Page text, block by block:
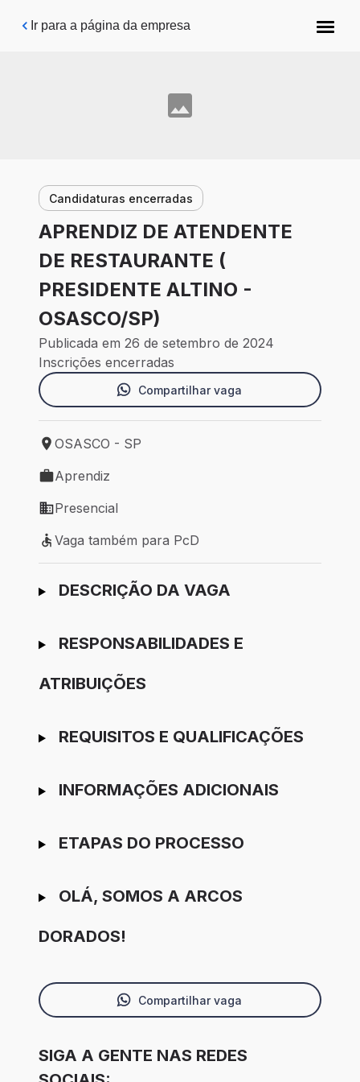
Pular para o conteúdo principal
Ir para a página da empresa
Candidaturas encerradas
APRENDIZ DE ATENDENTE
DE RESTAURANTE (
PRESIDENTE ALTINO -
OSASCO/SP)
Publicada em 26 de setembro de 2024
Inscrições encerradas
Compartilhar vaga
Local de trabalho: OSASCO - SP
OSASCO - SP
Tipo de vaga: Aprendiz
Aprendiz
Modelo de trabalho: Presencial
Presencial
Vaga também para PcD
Vaga também para PcD
Ir para candidatura
DESCRIÇÃO DA VAGA
RESPONSABILIDADES E
ATRIBUIÇÕES
REQUISITOS E QUALIFICAÇÕES
INFORMAÇÕES ADICIONAIS
ETAPAS DO PROCESSO
OLÁ, SOMOS A ARCOS
DORADOS!
Compartilhar vaga
SIGA A GENTE NAS REDES